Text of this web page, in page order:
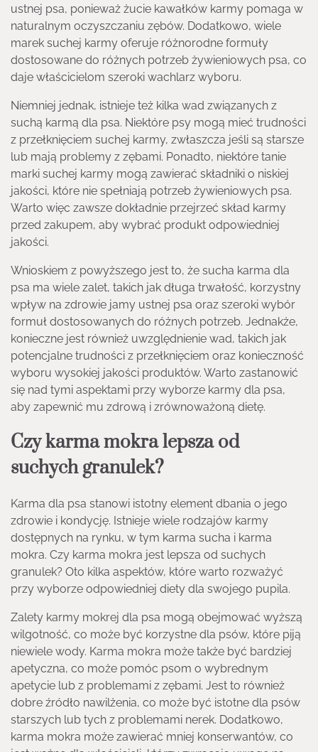
ustnej psa, ponieważ żucie kawałków karmy pomaga w
naturalnym oczyszczaniu zębów. Dodatkowo, wiele
marek suchej karmy oferuje różnorodne formuły
dostosowane do różnych potrzeb żywieniowych psa, co
daje właścicielom szeroki wachlarz wyboru.
Niemniej jednak, istnieje też kilka wad związanych z
suchą karmą dla psa. Niektóre psy mogą mieć trudności
z przełknięciem suchej karmy, zwłaszcza jeśli są starsze
lub mają problemy z zębami. Ponadto, niektóre tanie
marki suchej karmy mogą zawierać składniki o niskiej
jakości, które nie spełniają potrzeb żywieniowych psa.
Warto więc zawsze dokładnie przejrzeć skład karmy
przed zakupem, aby wybrać produkt odpowiedniej
jakości.
Wnioskiem z powyższego jest to, że sucha karma dla
psa ma wiele zalet, takich jak długa trwałość, korzystny
wpływ na zdrowie jamy ustnej psa oraz szeroki wybór
formuł dostosowanych do różnych potrzeb. Jednakże,
konieczne jest również uwzględnienie wad, takich jak
potencjalne trudności z przełknięciem oraz konieczność
wyboru wysokiej jakości produktów. Warto zastanowić
się nad tymi aspektami przy wyborze karmy dla psa,
aby zapewnić mu zdrową i zrównoważoną dietę.
Czy karma mokra lepsza od
suchych granulek?
Karma dla psa stanowi istotny element dbania o jego
zdrowie i kondycję. Istnieje wiele rodzajów karmy
dostępnych na rynku, w tym karma sucha i karma
mokra. Czy karma mokra jest lepsza od suchych
granulek? Oto kilka aspektów, które warto rozważyć
przy wyborze odpowiedniej diety dla swojego pupila.
Zalety karmy mokrej dla psa mogą obejmować wyższą
wilgotność, co może być korzystne dla psów, które piją
niewiele wody. Karma mokra może także być bardziej
apetyczna, co może pomóc psom o wybrednym
apetycie lub z problemami z zębami. Jest to również
dobre źródło nawilżenia, co może być istotne dla psów
starszych lub tych z problemami nerek. Dodatkowo,
karma mokra może zawierać mniej konserwantów, co